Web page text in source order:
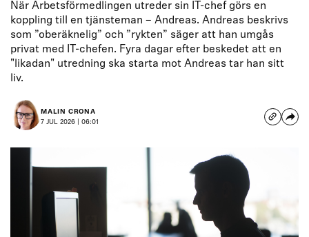
När Arbetsförmedlingen utreder sin IT-chef görs en
koppling till en tjänsteman – Andreas. Andreas beskrivs
som ”oberäknelig” och ”rykten” säger att han umgås
privat med IT-chefen. Fyra dagar efter beskedet att en
"likadan" utredning ska starta mot Andreas tar han sitt
liv.
MALIN CRONA
7 JUL 2026 | 06:01